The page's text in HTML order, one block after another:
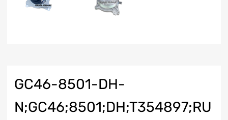
GC46-8501-DH-
N;GC46;8501;DH;T354897;RU